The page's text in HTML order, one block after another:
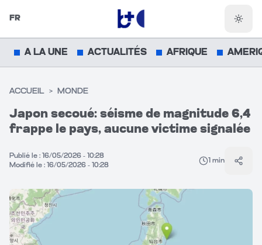
FR
A LA UNE ACTUALITÉS AFRIQUE
ACCUEIL > MONDE
Japon secoué: séisme de magnitude 6,4
frappe le pays, aucune victime signalée
Publié le : 16/05/2026 - 10:28
Modifié le : 16/05/2026 - 10:28
1 min